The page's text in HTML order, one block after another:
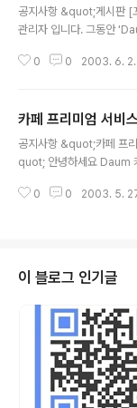
공지사항 &quot;게시판 [
관리자 입니다. 그동안
(디스크 장애로 인해 작업
0 0 2003. 6. 2.
카페 프리미엄 서비
공지사항 &quot;카페 프
quot; 안녕하세요 Daum
는 기존의 카페 운영자만
0 0 2003. 5.
이 블로그 인기글